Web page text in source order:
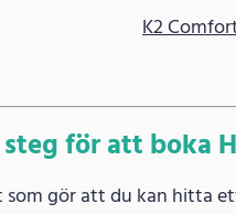
K2
steg för att boka
gör att du kan hitta